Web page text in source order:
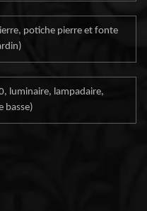
potiche pierre et fonte
luminaire, lampadaire,
basse)